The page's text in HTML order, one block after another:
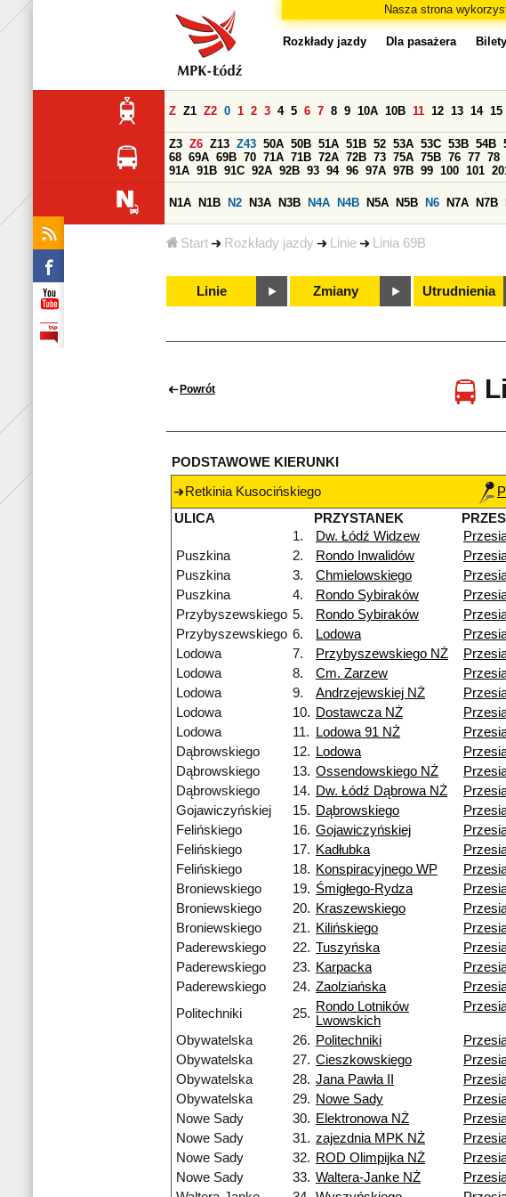
Nasza strona
Start Rozkłady jazdy Linie Linia 69B
Rozkłady jazdy Dla pasażera Bilety
Z Z1 Z2 0 1 2 3 4 5 6 7 8 9 10A 10B 11 12 13 14 15
Z3 Z6 Z13 Z43 50A 50B 51A 51B 52 53A 53C 53B 54B
68 69A 69B 70 71A 71B 72A 72B 73 75A 75B 76 77 78
91A 91B 91C 92A 92B 93 94 96 97A 97B 99 100 101
N1A N1B N2 N3A N3B N4A N4B N5A N5B N6 N7A N7B
Linie Zmiany Utrudnienia
Powrót
PODSTAWOWE KIERUNKI
Retkinia Kusocińskiego
ULICA
PRZYSTANEK
1.
Dw. Łódź Widzew
Puszkina
2. Rondo Inwalidów
Puszkina
3. Chmielowskiego
Puszkina
4. Rondo Sybiraków
Przybyszewskiego 5. Rondo Sybiraków
Przybyszewskiego 6. Lodowa
Lodowa
7. Przybyszewskiego NŻ
Lodowa
8. Cm. Zarzew
Lodowa
9. Andrzejewskiej NŻ
Lodowa
10. Dostawcza NŻ
Lodowa
11. Lodowa 91 NŻ
Dąbrowskiego
12. Lodowa
Dąbrowskiego
13. Ossendowskiego NŻ
Dąbrowskiego
14. Dw. Łódź Dąbrowa NŻ
Gojawiczyńskiej
15. Dąbrowskiego
Felińskiego
16. Gojawiczyńskiej
Felińskiego
17. Kadłubka
Felińskiego
18. Konspiracyjnego WP
Broniewskiego
19. Śmigłego-Rydza
Broniewskiego
20. Kraszewskiego
Broniewskiego
21. Kilińskiego
Paderewskiego
22. Tuszyńska
Paderewskiego
23. Karpacka
Paderewskiego
24. Zaolziańska
Politechniki
25. Rondo Lotników
Lwowskich
Obywatelska 26. Politechniki
Obywatelska
27. Cieszkowskiego
Obywatelska
28. Jana Pawła II
Obywatelska
29. Nowe Sady
Nowe Sady
30. Elektronowa NŻ
Nowe Sady
31. zajezdnia MPK NŻ
Nowe Sady
32. ROD Olimpijka NŻ
Nowe Sady
33. Waltera-Janke NŻ